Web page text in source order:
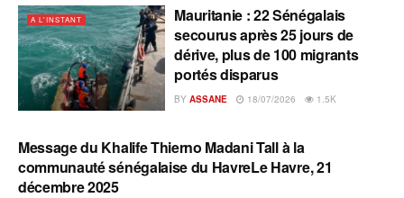
A L'INSTANT
Mauritanie : 22 Sénégalais
secourus après 25 jours de
dérive, plus de 100 migrants
portés disparus
BY ASSANE 18/07/2026 1.5K
A L'INSTANT
Message du Khalife Thierno Madani Tall à la
communauté sénégalaise du HavreLe Havre, 21
décembre 2025